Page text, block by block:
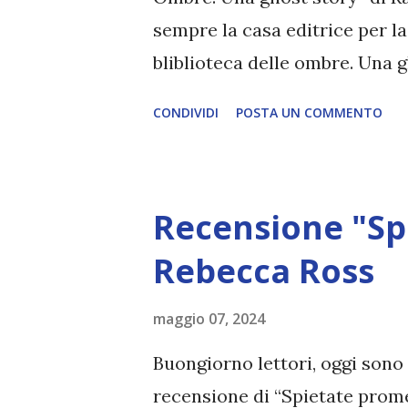
sempre la casa editrice per
bliblioteca delle ombre. Una
speranza di ritrovare il
frequentare la sua stessa
a tutti gli effetti. E per di più
morire. Quando coinvolge
segreta della biblioteca per
CONDIVIDI POSTA UN COMMENTO
Recensione
Rebecca Ross
maggio 07, 2024
Buongiorno lettori, oggi
recensione di “Spietate